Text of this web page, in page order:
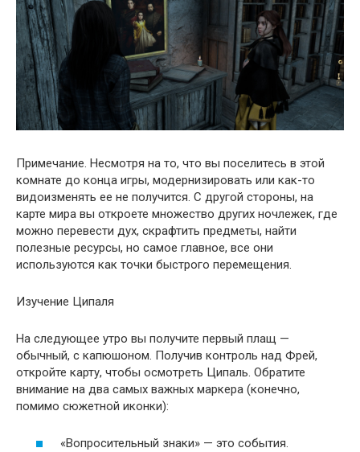
Примечание. Несмотря на то, что вы поселитесь в этой
комнате до конца игры, модернизировать или как-то
видоизменять ее не получится. С другой стороны, на
карте мира вы откроете множество других ночлежек, где
можно перевести дух, скрафтить предметы, найти
полезные ресурсы, но самое главное, все они
используются как точки быстрого перемещения.
Изучение Ципаля
На следующее утро вы получите первый плащ —
обычный, с капюшоном. Получив контроль над Фрей,
откройте карту, чтобы осмотреть Ципаль. Обратите
внимание на два самых важных маркера (конечно,
помимо сюжетной иконки):
«Вопросительный знаки» — это события.